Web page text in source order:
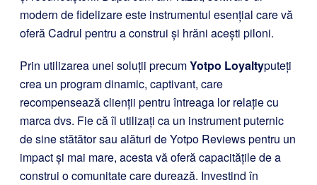
modern de fidelizare este instrumentul esențial care vă
oferă Cadrul pentru a construi și hrăni acești piloni.
Prin utilizarea unei soluții precumYotpo Loyaltyputeți
crea un program dinamic, captivant, care
recompensează clienții pentru întreaga lor relație cu
marca dvs. Fie că îl utilizați ca un instrument puternic
de sine stătător sau alături de Yotpo Reviews pentru un
impact și mai mare, acesta vă oferă capacitățile de a
construi o comunitate care durează. Investind în